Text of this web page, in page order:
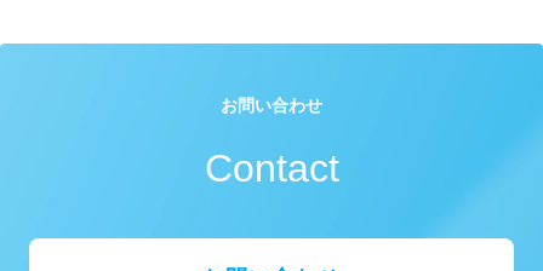
お問い合わせ
Contact